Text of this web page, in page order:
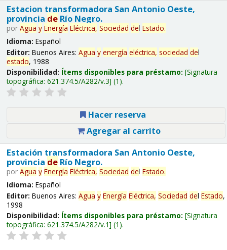
Estacion transformadora San Antonio Oeste,
provincia deRío Negro.
por Agua y Energía Eléctrica, Sociedad del Estado.
Idioma: Español
Editor: Buenos Aires: Agua y energía eléctrica, sociedad del
estado, 1988
Disponibilidad: Ítems disponibles para préstamo: Signatura
topográfica: 621.374.5/A282/v.3 (1).
Hacer reserva
Agregar al carrito
Estación transformadora San Antonio Oeste,
provincia deRío Negro.
por Agua y Energía Eléctrica, Sociedad del Estado.
Idioma: Español
Editor: Buenos Aires: Agua y Energía Eléctrica, Sociedad del Estado,
1998
Disponibilidad: Ítems disponibles para préstamo: Signatura
topográfica: 621.374.5/A282/v.1 (1).